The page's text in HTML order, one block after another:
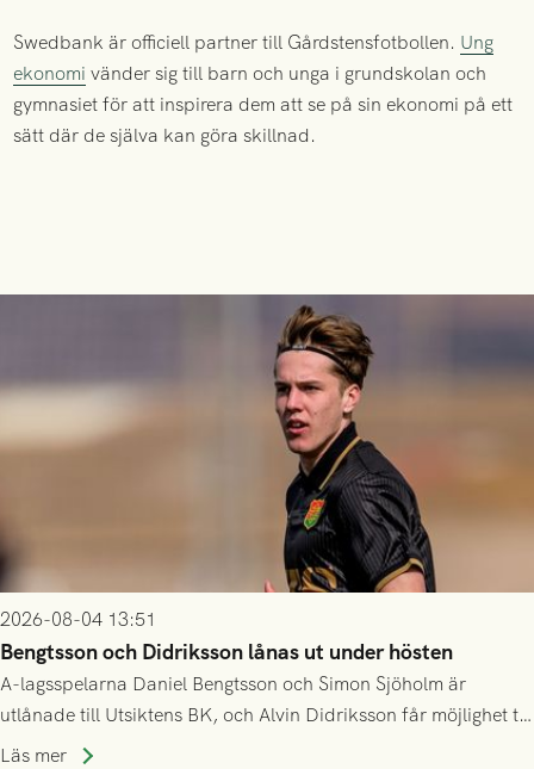
Swedbank är officiell partner till Gårdstensfotbollen. Ung
ekonomi vänder sig till barn och unga i grundskolan och
gymnasiet för att inspirera dem att se på sin ekonomi på ett
sätt där de själva kan göra skillnad.
2026-08-04 13:51
Bengtsson och Didriksson lånas ut under hösten
A-lagsspelarna Daniel Bengtsson och Simon Sjöholm är
utlånade till Utsiktens BK, och Alvin Didriksson får möjlighet till
speltid i Hestrafors genom föreningssamarbete.
Läs mer